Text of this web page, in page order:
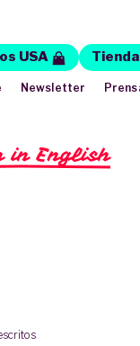
in English
USA
Newsletter